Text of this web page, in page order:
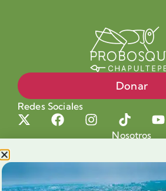
Donar
Redes Sociales
Nosotros
Nuestra Causa